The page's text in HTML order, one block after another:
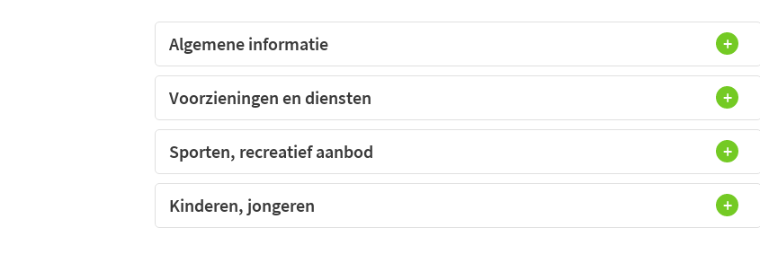
Algemene informatie
Voorzieningen en diensten
Sporten, recreatief aanbod
Kinderen, jongeren